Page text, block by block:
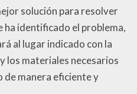
solución para resolver
ha identificado el problema,
al lugar indicado con la
los materiales necesarios
de manera eficiente y